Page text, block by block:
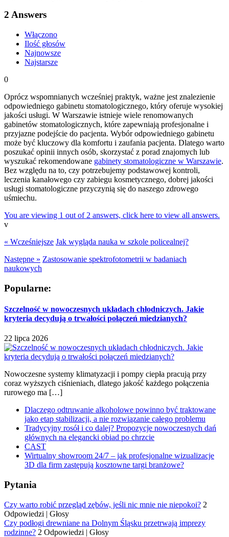
2 Answers
Włączono
Ilość głosów
Najnowsze
Najstarsze
0
Oprócz wspomnianych wcześniej praktyk, ważne jest znalezienie
odpowiedniego gabinetu stomatologicznego, który oferuje wysokiej
jakości usługi. W Warszawie istnieje wiele renomowanych
gabinetów stomatologicznych, które zapewniają profesjonalne i
przyjazne podejście do pacjenta. Wybór odpowiedniego gabinetu
może być kluczowy dla komfortu i zaufania pacjenta. Dlatego warto
poszukać opinii innych osób, skorzystać z porad znajomych lub
wyszukać rekomendowane gabinety stomatologiczne w Warszawie.
Bez względu na to, czy potrzebujemy podstawowej kontroli,
leczenia kanałowego czy zabiegu kosmetycznego, dobrej jakości
usługi stomatologiczne przyczynią się do naszego zdrowego
uśmiechu.
You are viewing 1 out of 2 answers, click here to view all answers.
v
« Wcześniejsze Jak wygląda nauka w szkole policealnej?
Następne » Zastosowanie spektrofotometrii w badaniach
naukowych
Popularne:
Szczelność w nowoczesnych układach chłodniczych. Jakie
kryteria decydują o trwałości połączeń miedzianych?
22 lipca 2026
Nowoczesne systemy klimatyzacji i pompy ciepła pracują przy
coraz wyższych ciśnieniach, dlatego jakość każdego połączenia
rurowego ma […]
Dlaczego odtruwanie alkoholowe powinno być traktowane
jako etap stabilizacji, a nie rozwiązanie całego problemu
Tradycyjny rosół i co dalej? Propozycje nowoczesnych dań
głównych na elegancki obiad po chrzcie
CAST
Wirtualny showroom 24/7 – jak profesjonalne wizualizacje
3D dla firm zastępują kosztowne targi branżowe?
Pytania
Czy warto robić przegląd zębów, jeśli nic mnie nie niepokoi? 2
Odpowiedzi | Głosy
Czy podłogi drewniane na Dolnym Śląsku przetrwają imprezy
rodzinne? 2 Odpowiedzi | Głosy